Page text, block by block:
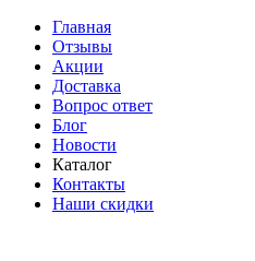
Главная
Отзывы
Акции
Доставка
Вопрос ответ
Блог
Новости
Каталог
Контакты
Наши скидки